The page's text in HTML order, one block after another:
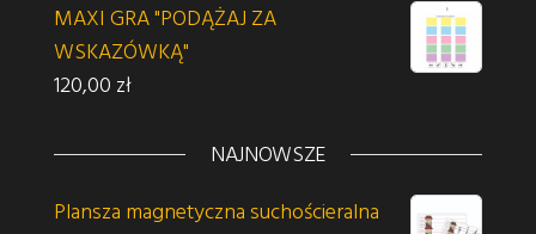
MAXI GRA "PODĄŻAJ ZA
WSKAZÓWKĄ"
120,00 zł
NAJNOWSZE
Plansza magnetyczna suchościeralna